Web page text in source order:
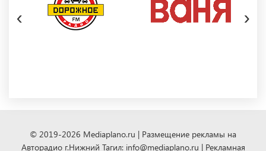
‹ ›
© 2019-2026 Mediaplano.ru | Размещение рекламы на
Авторадио г.Нижний Тагил: info@mediaplano.ru | Рекламная